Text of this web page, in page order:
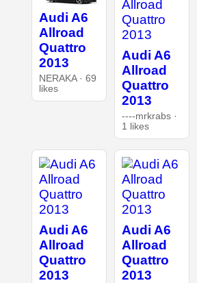
Audi A6
Allroad
Quattro
2013
NERAKA · 69
likes
Audi A6
Allroad
Quattro
2013
----mrkrabs ·
1 likes
Audi A6
Allroad
Quattro
2013
Audi A6
Allroad
Quattro
2013